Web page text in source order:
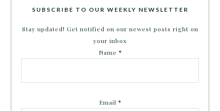
SUBSCRIBE TO OUR WEEKLY NEWSLETTER
Stay updated! Get notified on our newest posts right on
your inbox
Name *
Email *